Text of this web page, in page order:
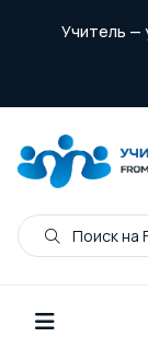
Учитель —
Поиск на